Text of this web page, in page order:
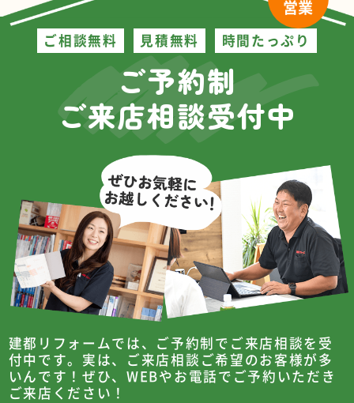
ご相談無料 見積無料 時間たっぷり
ご予約制
ご来店相談受付中
営業
建都リフォームでは、ご予約制でご来店相談を受
付中です。 実は、ご来店相談ご希望のお客様が多
いんです！ぜひ、WEBやお電話でご予約いただき
ご来店ください！